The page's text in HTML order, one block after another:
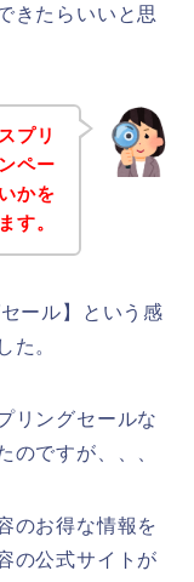
きたらいいと思
プリ
ペー
かを
す。
ール】という感
た。
リングセールな
のですが、、、
のお得な情報を
の公式サイトが